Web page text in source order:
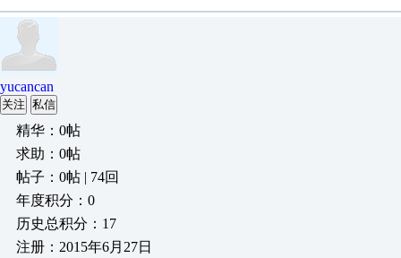
yucancan
关注 私信
精华：0帖
求助：0帖
帖子：0帖 | 74回
年度积分：0
历史总积分：17
注册：2015年6月27日